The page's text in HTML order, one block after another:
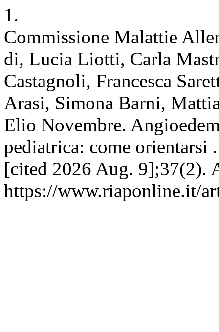
1.
Commissione Malattie
di, Lucia Liotti, Carla
Castagnoli, Francesca
Arasi, Simona Barni,
Elio Novembre.
pediatrica: come orientarsi
[cited 2026 Aug. 9];37(2).
https://www.riaponline.it/